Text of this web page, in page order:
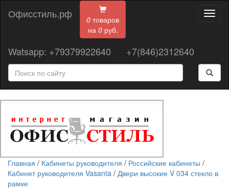
0 товаров
на 0руб.
Офисстиль.рф
Watsapp: +79379922640 +7(846)2312640
Главная / Кабинеты руководителя / Российские кабинеты /
Кабинет руководителя Vasanta / Двери высокие V 034 стекло в
рамке